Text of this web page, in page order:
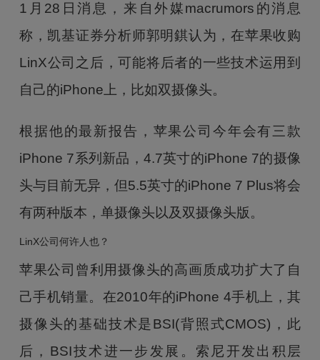
1月28日消息，来自外媒macrumors的消息
称，凯基证券分析师郭明錤认为，在苹果收购
LinX公司之后，可能将后者的一些技术运用到
自己的iPhone上，比如双摄像头。
根据他的最新报告，苹果公司今年会有三款
iPhone 7系列新品，4.7英寸的iPhone 7的摄像
头与目前无异，但5.5英寸的iPhone 7 Plus将会
有两种版本，单摄像头以及双摄像头版。
LinX公司何许人也？
苹果公司曾利用摄像头的高画质成功扩大了自
己手机销量。在2010年的iPhone 4手机上，其
摄像头的基础技术是BSI(背照式CMOS)，此
后，BSI技术进一步发展。索尼开发出积层